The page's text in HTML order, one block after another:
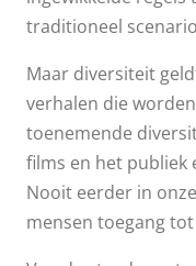
zullen
om je
aan een
publiek te
traditioneel
Maar diversiteit
verhalen die
toenemende
films en het publiek
Nooit eerder in
mensen toegang